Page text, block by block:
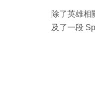
除了英雄相
及了一段